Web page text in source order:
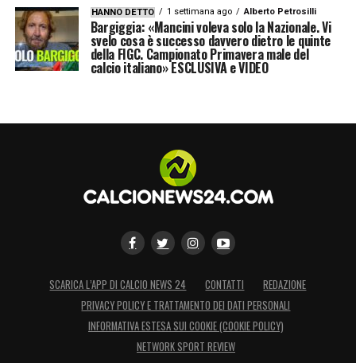
HANNO DETTO 1 settimana ago Alberto Petrosilli
Bargiggia: «Mancini voleva solo la Nazionale. Vi
svelo cosa è successo davvero dietro le quinte
della FIGC. Campionato Primavera male del
calcio italiano» ESCLUSIVA e VIDEO
SCARICA L’APP DI CALCIO NEWS 24 CONTATTI
REDAZIONE
PRIVACY POLICY E TRATTAMENTO DEI DATI PERSONALI
INFORMATIVA ESTESA SUI COOKIE (COOKIE POLICY)
NETWORK SPORT REVIEW